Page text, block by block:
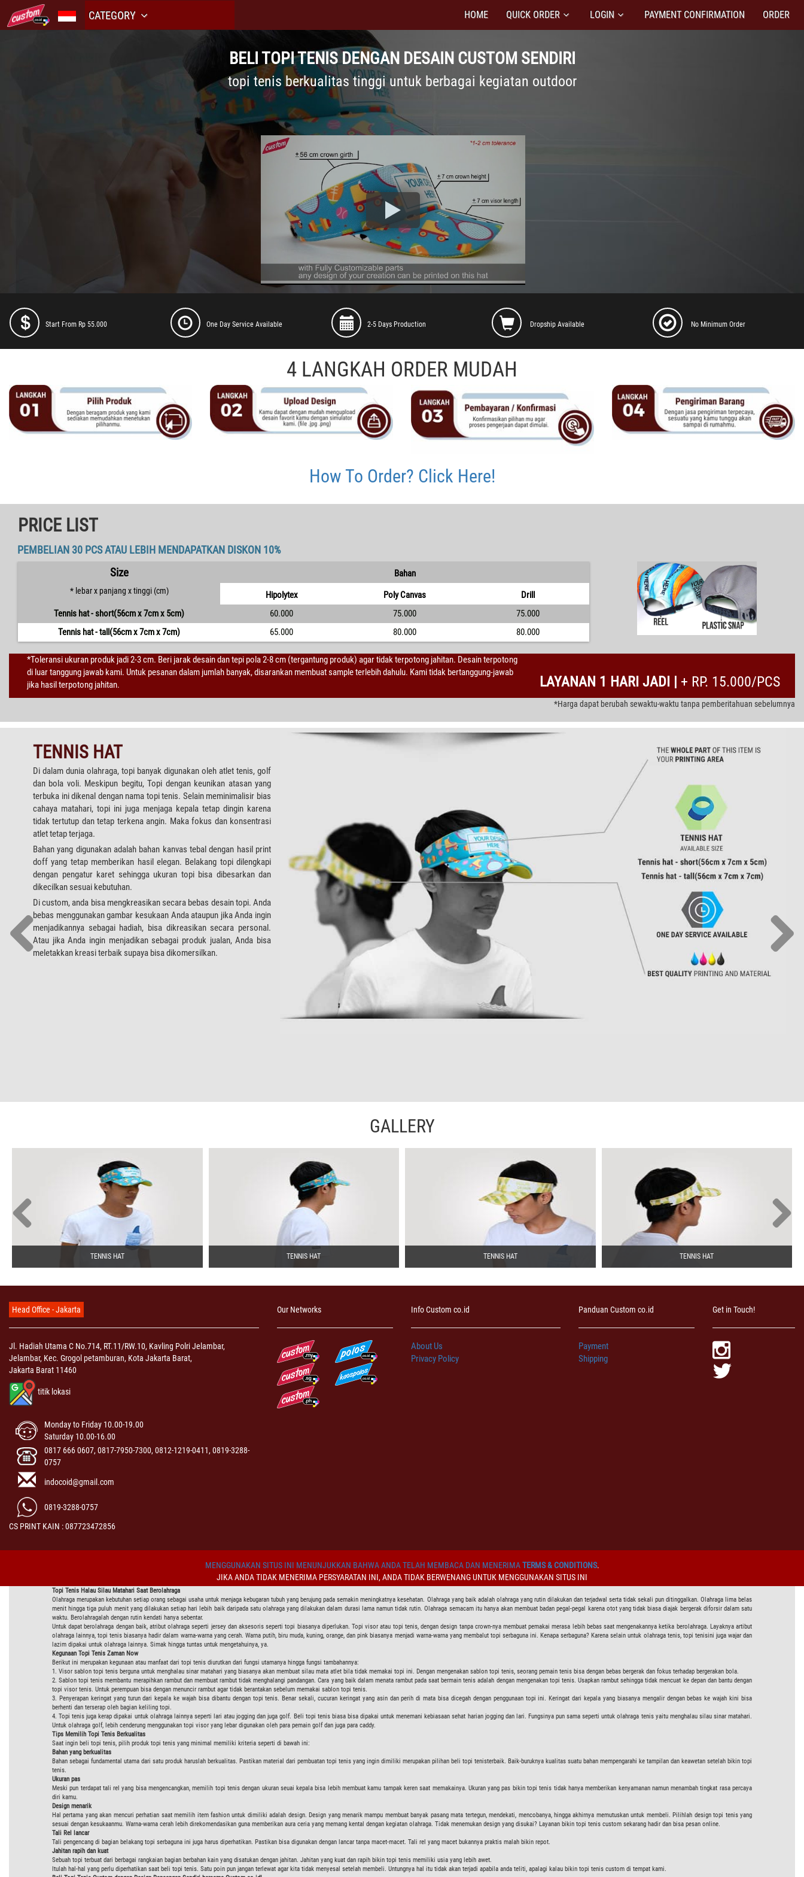
CATEGORY HOME QUICK ORDER LOGIN PAYMENT CONFIRMATION ORDER
BELI TOPI TENIS DENGAN DESAIN CUSTOM SENDIRI
topi tenis berkualitas tinggi untuk berbagai kegiatan outdoor
Start From Rp 55.000 One Day Service Available 2-5 Days Production Dropship Available No Minimum Order
4 LANGKAH ORDER MUDAH
How To Order? Click Here!
PRICE LIST
PEMBELIAN 30 PCS ATAU LEBIH MENDAPATKAN DISKON 10%
Size
* lebar x panjang x tinggi (cm)
Bahan
Hipolytex
Poly Canvas
Drill
Tennis hat - short(56cm x 7cm x 5cm)
60.000 75.000
75.000
Tennis hat - tall(56cm x 7cm x 7cm)
65.000 80.000 80.000
*Toleransi ukuran produk jadi 2-3 cm. Beri jarak desain dan tepi pola 2-8 cm (tergantung produk) agar tidak terpotong jahitan. Desain terpotong
di luar tanggung jawab kami. Untuk pesanan dalam jumlah banyak, disarankan membuat sample terlebih dahulu. Kami tidak bertanggung-jawab
jika hasil terpotong jahitan.
LAYANAN 1 HARI JADI | + RP. 15.000/PCS
*Harga dapat berubah sewaktu-waktu tanpa pemberitahuan sebelumnya
TENNIS HAT
Di dalam dunia olahraga, topi banyak digunakan oleh atlet tenis, golf
dan bola voli. Meskipun begitu, Topi dengan keunikan atasan yang
terbuka ini dikenal dengan nama topi tenis. Selain meminimalisir bias
cahaya matahari, topi ini juga menjaga kepala tetap dingin karena
tidak tertutup dan tetap terkena angin. Maka fokus dan konsentrasi
atlet tetap terjaga.
Bahan yang digunakan adalah bahan kanvas tebal dengan hasil print
doff yang tetap memberikan hasil elegan. Belakang topi dilengkapi
dengan pengatur karet sehingga ukuran topi bisa dibesarkan dan
dikecilkan sesuai kebutuhan.
Di custom, anda bisa mengkreasikan secara bebas desain topi. Anda
bebas menggunakan gambar kesukaan Anda ataupun jika Anda ingin
menjadikannya sebagai hadiah, bisa dikreasikan secara personal.
Atau jika Anda ingin menjadikan sebagai produk jualan, Anda bisa
meletakkan kreasi terbaik supaya bisa dikomersilkan.
GALLERY
TENNIS HAT TENNIS HAT TENNIS HAT TENNIS HAT
Head Office - Jakarta
Jl. Hadiah Utama C No.714, RT.11/RW.10, Kavling Polri Jelambar,
Jelambar, Kec. Grogol petamburan, Kota Jakarta Barat,
Jakarta Barat 11460
titik lokasi
Monday to Friday 10.00-19.00
Saturday 10.00-16.00
0817 666 0607, 0817-7950-7300, 0812-1219-0411, 0819-3288-
0757
indocoid@gmail.com
0819-3288-0757
CS PRINT KAIN : 087723472856
Our Networks Info Custom co.id
About Us
Privacy Policy
Panduan Custom co.id
Payment
Shipping
Get in Touch!
MENGGUNAKAN SITUS INI MENUNJUKKAN BAHWA ANDA TELAH MEMBACA DAN MENERIMATERMS & CONDITIONS.
JIKA ANDA TIDAK MENERIMA PERSYARATAN INI, ANDA TIDAK BERWENANG UNTUK MENGGUNAKAN SITUS INI
Topi Tenis Halau Silau Matahari Saat Berolahraga
Olahraga merupakan kebutuhan setiap orang sebagai usaha untuk menjaga kebugaran tubuh yang berujung pada semakin meningkatnya kesehatan. Olahraga yang baik adalah olahraga yang rutin dilakukan dan terjadwal serta tidak sekali pun ditinggalkan. Olahraga lima belas
menit hingga tiga puluh menit yang dilakukan setiap hari lebih baik daripada satu olahraga yang dilakukan dalam durasi lama namun tidak rutin. Olahraga semacam itu hanya akan membuat badan pegal-pegal karena otot yang tidak biasa diajak bergerak diforsir dalam satu
waktu. Berolahragalah dengan rutin kendati hanya sebentar.
Untuk dapat berolahraga dengan baik, atribut olahraga seperti jersey dan aksesoris seperti topi biasanya diperlukan. Topi visor atau topi tenis, dengan design tanpa crown-nya membuat pemakai merasa lebih bebas saat mengenakannya ketika berolahraga. Layaknya artibut
olahraga lainnya, topi tenis biasanya hadir dalam warna-warna yang cerah. Warna putih, biru muda, kuning, orange, dan pink biasanya menjadi warna-warna yang membalut topi serbaguna ini. Kenapa serbaguna? Karena selain untuk olahraga tenis, topi tenisini juga wajar dan
lazim dipakai untuk olahraga lainnya. Simak hingga tuntas untuk mengetahuinya, ya.
Kegunaan Topi Tenis Zaman Now
Berikut ini merupakan kegunaan atau manfaat dari topi tenis diurutkan dari fungsi utamanya hingga fungsi tambahannya:
1. Visor sablon topi tenis berguna untuk menghalau sinar matahari yang biasanya akan membuat silau mata atlet bila tidak memakai topi ini. Dengan mengenakan sablon topi tenis, seorang pemain tenis bisa dengan bebas bergerak dan fokus terhadap bergerakan bola.
2. Sablon topi tenis membantu merapihkan rambut dan membuat rambut tidak menghalangi pandangan. Cara yang baik dalam menata rambut pada saat bermain tenis adalah dengan mengenakan topi tenis. Usapkan rambut sehingga tidak mencuat ke depan dan bantu dengan
topi visor tenis. Untuk perempuan bisa dengan menuncir rambut agar tidak berantakan sebelum memakai sablon topi tenis.
3. Penyerapan keringat yang turun dari kepala ke wajah bisa dibantu dengan topi tenis. Benar sekali, cucuran keringat yang asin dan perih di mata bisa dicegah dengan penggunaan topi ini. Keringat dari kepala yang biasanya mengalir dengan bebas ke wajah kini bisa
berhenti dan terserap oleh bagian keliling topi.
4. Topi tenis juga kerap dipakai untuk olahraga lainnya seperti lari atau jogging dan juga golf. Beli topi tenis biasa bisa dipakai untuk menemani kebiasaan sehat harian jogging dan lari. Fungsinya pun sama seperti untuk olahraga tenis yaitu menghalau silau sinar matahari.
Untuk olahraga golf, lebih cenderung menggunakan topi visor yang lebar digunakan oleh para pemain golf dan juga para caddy.
Tips Memilih Topi Tenis Berkualitas
Saat ingin beli topi tenis, pilih produk topi tenis yang minimal memiliki kriteria seperti di bawah ini:
Bahan yang berkualitas
Bahan sebagai fundamental utama dari satu produk haruslah berkualitas. Pastikan material dari pembuatan topi tenis yang ingin dimiliki merupakan pilihan beli topi tenisterbaik. Baik-buruknya kualitas suatu bahan mempengarahi ke tampilan dan keawetan setelah bikin topi
tenis.
Ukuran pas
Meski pun terdapat tali rel yang bisa mengencangkan, memilih topi tenis dengan ukuran seuai kepala bisa lebih membuat kamu tampak keren saat memakainya. Ukuran yang pas bikin topi tenis tidak hanya memberikan kenyamanan namun menambah tingkat rasa percaya
diri kamu.
Design menarik
Hal pertama yang akan mencuri perhatian saat memilih item fashion untuk dimiliki adalah design. Design yang menarik mampu membuat banyak pasang mata tertegun, mendekati, mencobanya, hingga akhirnya memutuskan untuk membeli. Pilihlah design topi tenis yang
sesuai dengan kesukaanmu. Warna-warna cerah lebih direkomendasikan guna memberikan aura ceria yang memang kental dengan kegiatan olahraga. Tidak menemukan design yang disukai? Layanan bikin topi tenis custom sekarang hadir dan bisa pesan online.
Tali Rel lancar
Tali pengencang di bagian belakang topi serbaguna ini juga harus diperhatikan. Pastikan bisa digunakan dengan lancar tanpa macet-macet. Tali rel yang macet bukannya praktis malah bikin repot.
Jahitan rapih dan kuat
Sebuah topi terbuat dari berbagai rangkaian bagian berbahan kain yang disatukan dengan jahitan. Jahitan yang kuat dan rapih bikin topi tenis memiliki usia yang lebih awet.
Itulah hal-hal yang perlu diperhatikan saat beli topi tenis. Satu poin pun jangan terlewat agar kita tidak menyesal setelah membeli. Untungnya hal itu tidak akan terjadi apabila anda teliti, apalagi kalau bikin topi tenis custom di tempat kami.